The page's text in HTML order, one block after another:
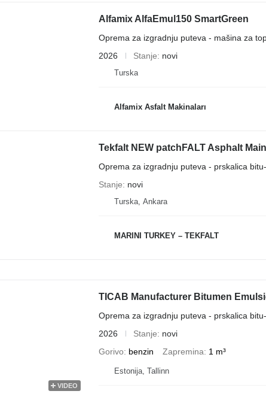
Alfamix AlfaEmul150 SmartGreen
Oprema za izgradnju puteva - mašina za
2026
Stanje novi
Turska
Alfamix Asfalt Makinaları
Tekfalt NEW patchFALT Asphalt
Oprema za izgradnju puteva - prskalica
Stanje
novi
Turska, Ankara
MARINI TURKEY – TEKFALT
VIDEO
TICAB Manufacturer Bitumen
Oprema za izgradnju puteva - prskalica
2026
Stanje
novi
Gorivo
benzin Zapremina 1 m³
Estonija, Tallinn